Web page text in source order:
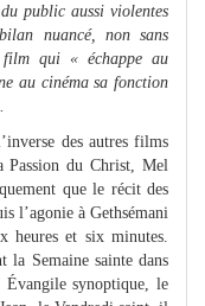
public aussi violentes
nuancé, non sans
qui « échappe au
au cinéma sa fonction
des autres films
du Christ, Mel
que le récit des
l’agonie à Gethsémani
heures et six minutes.
la Semaine sainte dans
synoptique, le